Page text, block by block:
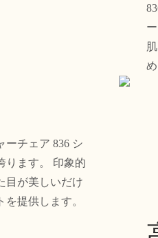
チェア 836 シ
ります。 印象的
目が美しいだけ
提供します。